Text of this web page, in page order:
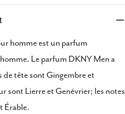
homme est un parfum
Le parfum DKNY Men a
tête sont Gingembre et
sont Lierre et Genévrier; les notes
Érable.